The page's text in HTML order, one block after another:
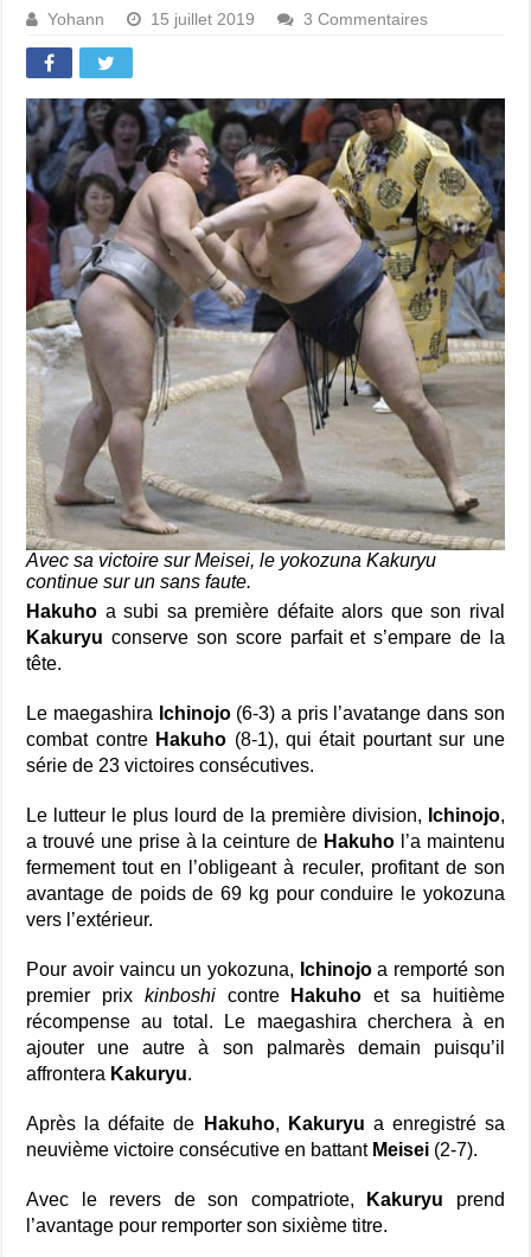
Yohann 15 juillet 2019 3 Commentaires
Avec sa victoire sur Meisei, le yokozuna Kakuryu
continue sur un sans faute.
Hakuho a subi sa première défaite alors que son rival
Kakuryuconserve son score parfait et s’empare de la
tête.
Le maegashira Ichinojo(6-3) a pris l’avatange dans son
combat contre Hakuho (8-1), qui était pourtant sur une
série de 23 victoires consécutives.
Le lutteur le plus lourd de la première division, Ichinojo,
a trouvé une prise à la ceinture de Hakuho l’a maintenu
fermement tout en l’obligeant à reculer, profitant de son
avantage de poids de 69 kg pour conduire le yokozuna
vers l’extérieur.
Pour avoir vaincu un yokozuna, Ichinojoa remporté son
premier prix kinboshicontre Hakuho et sa huitième
récompense au total. Le maegashira cherchera à en
ajouter une autre à son palmarès demain puisqu’il
affrontera Kakuryu.
Après la défaite de Hakuho, Kakuryu a enregistré sa
neuvième victoire consécutive en battant Meisei (2-7).
Avec le revers de son compatriote, Kakuryu prend
l’avantage pour remporter son sixième titre.